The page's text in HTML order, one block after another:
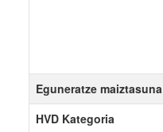
Eguneratze maiztasuna
HVD Kategoria